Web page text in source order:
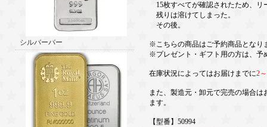
シルバーバー
15枚すべてが確認されたため、リ
残りは溶けてしまった。
その後。
※こちらの商品はご予約商品となり
※プレゼント・ギフト用の方は、予
在庫状況によってはお届けまでに2
また、製造元・卸元で完売の場合
ます。
【型番】50994